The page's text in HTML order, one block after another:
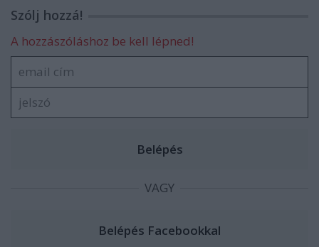
Szólj hozzá!
A hozzászóláshoz be kell lépned!
VAGY